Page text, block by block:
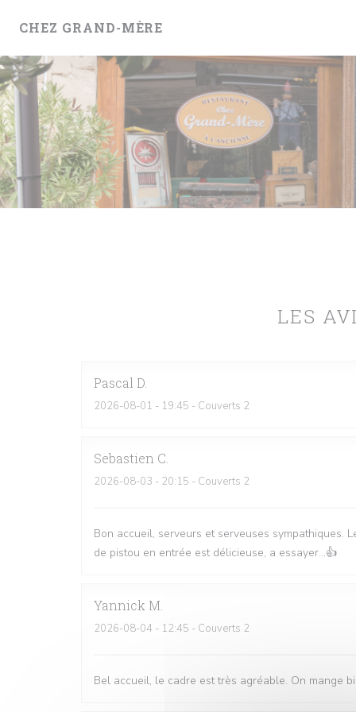
CHEZ GRAND-MÈRE
LES
Pascal D
2026-08-01 - 19:45 - Couverts 2
Sebastien C
2026-08-03 - 20:15 - Couverts 2
Bon accueil, serveurs et serveuses sympathiques.
de pistou en entrée est délicieuse, a essayer...👍
Yannick M
2026-08-04 - 12:45 - Couverts 2
Bel accueil, le cadre est très agréable. On mange